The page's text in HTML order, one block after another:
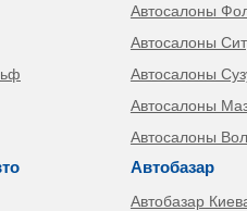
Автосалоны
Автосалоны
Автосалоны
Автосалоны
Автосалоны
Автобазар
Автобазар